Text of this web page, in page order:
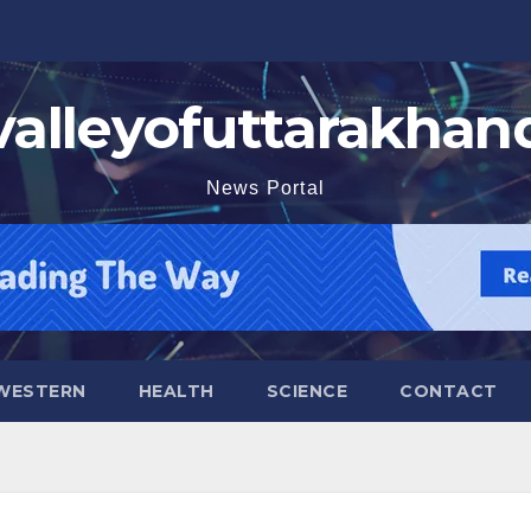
News Portal
HEALTH SCIENCE CONTACT